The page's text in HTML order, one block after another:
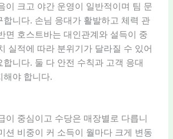
이 크고 야간 운영이 일반적이며 팀 문
합니다. 손님 응대가 활발하고 체력 관
면 호스트바는 대인관계와 설득이 중
실적에 따라 분위기가 달라질 수 있어
니다. 둘 다 안전 수칙과 고객 응대
해야 합니다.
이 중심이고 수당은 매장별로 다릅니
션 비중이 커 소득이 월마다 크게 변동